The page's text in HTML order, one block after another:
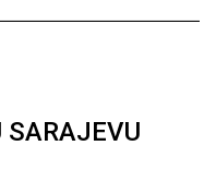
SARAJEVU